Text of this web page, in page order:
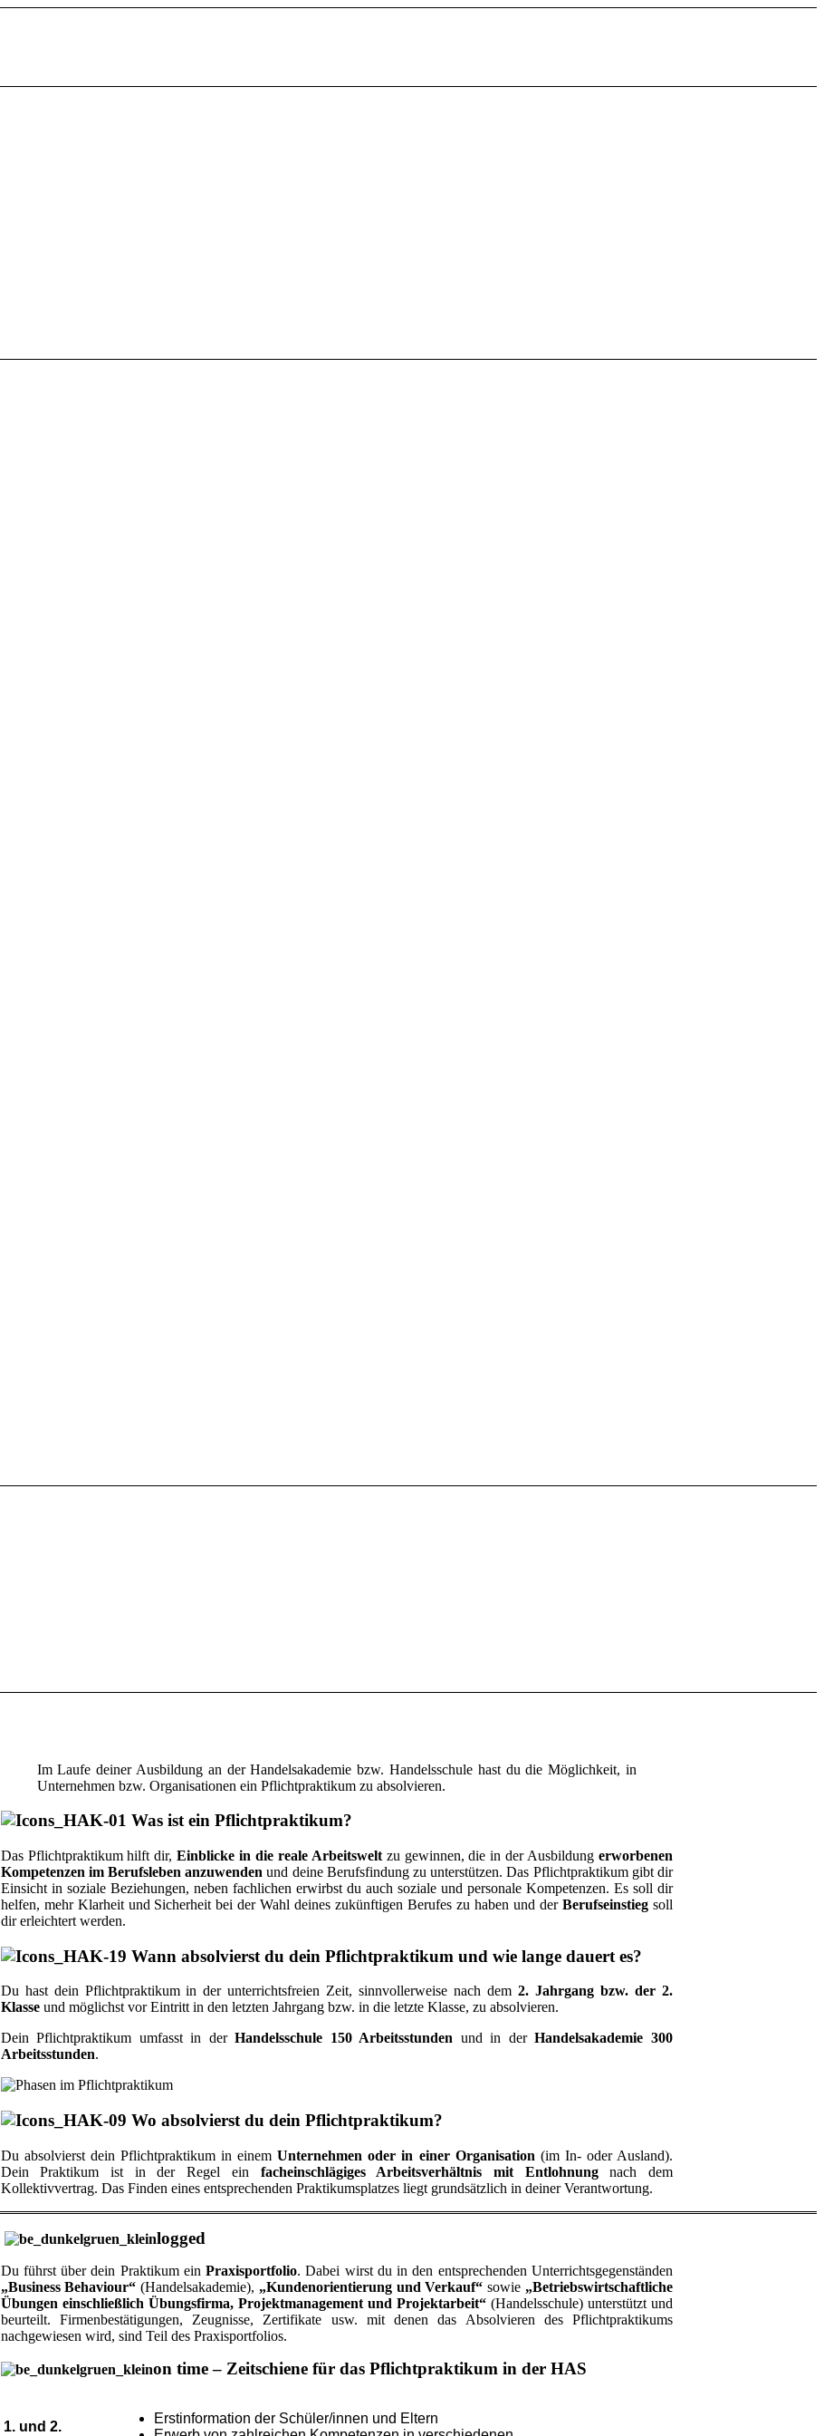
Im Laufe deiner Ausbildung an der Handelsakademie bzw. Handelsschule hast du die Möglichkeit, in
Unternehmen bzw. Organisationen ein Pflichtpraktikum zu absolvieren.
Was ist ein Pflichtpraktikum?
Das Pflichtpraktikum hilft dir,Einblicke in die reale Arbeitsweltzu gewinnen, die in der Ausbildung erworbenen
Kompetenzen im Berufsleben anzuwenden und deine Berufsfindung zu unterstützen. Das Pflichtpraktikum gibt dir
Einsicht in soziale Beziehungen, neben fachlichen erwirbst du auch soziale und personale Kompetenzen. Es soll dir
helfen, mehr Klarheit und Sicherheit bei der Wahl deines zukünftigen Berufes zu haben und derBerufseinstieg soll
dir erleichtert werden.
Wann absolvierst du dein Pflichtpraktikum und wie lange dauert es?
Du hast dein Pflichtpraktikum in der unterrichtsfreien Zeit, sinnvollerweise nach dem2. Jahrgang bzw. der 2.
Klasseund möglichst vor Eintritt in den letzten Jahrgang bzw. in die letzte Klasse, zu absolvieren.
Dein Pflichtpraktikum umfasst in derHandelsschule 150 Arbeitsstunden und in derHandelsakademie 300
Arbeitsstunden.
Wo absolvierst du dein Pflichtpraktikum?
Du absolvierst dein Pflichtpraktikum in einemUnternehmen oder in einer Organisation (im In- oder Ausland).
Dein Praktikum ist in der Regel ein facheinschlägiges Arbeitsverhältnis mit Entlohnungnach dem
Kollektivvertrag. Das Finden eines entsprechenden Praktikumsplatzes liegt grundsätzlich in deiner Verantwortung.
logged
Du führst über dein Praktikum einPraxisportfolio. Dabei wirst du in den entsprechenden Unterrichtsgegenständen
„Business Behaviour“ (Handelsakademie), „Kundenorientierung und Verkauf“ sowie „Betriebswirtschaftliche
Übungen einschließlich Übungsfirma, Projektmanagement und Projektarbeit“(Handelsschule) unterstützt und
beurteilt. Firmenbestätigungen, Zeugnisse, Zertifikate usw. mit denen das Absolvieren des Pflichtpraktikums
nachgewiesen wird, sind Teil des Praxisportfolios.
on time – Zeitschiene für das Pflichtpraktikum in der HAS
1. und 2.
Erstinformation der Schüler/innen und Eltern